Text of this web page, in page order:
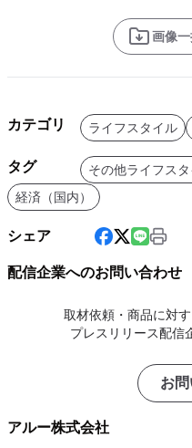
画像
カテゴリ ライフスタイル
タグ その他ライフス
経済（国内）
シェア
配信企業へのお問い合わせ
取材依頼・商品に対
プレスリリース配信
お
アルー株式会社